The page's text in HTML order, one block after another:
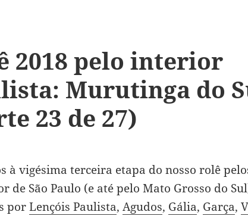
2018 pelo interior
Murutinga do
23 de 27)
à vigésima terceira etapa do nosso rolê
de São Paulo (e até pelo Mato Grosso do
porLençóis Paulista, Agudos, Gália, Garça,